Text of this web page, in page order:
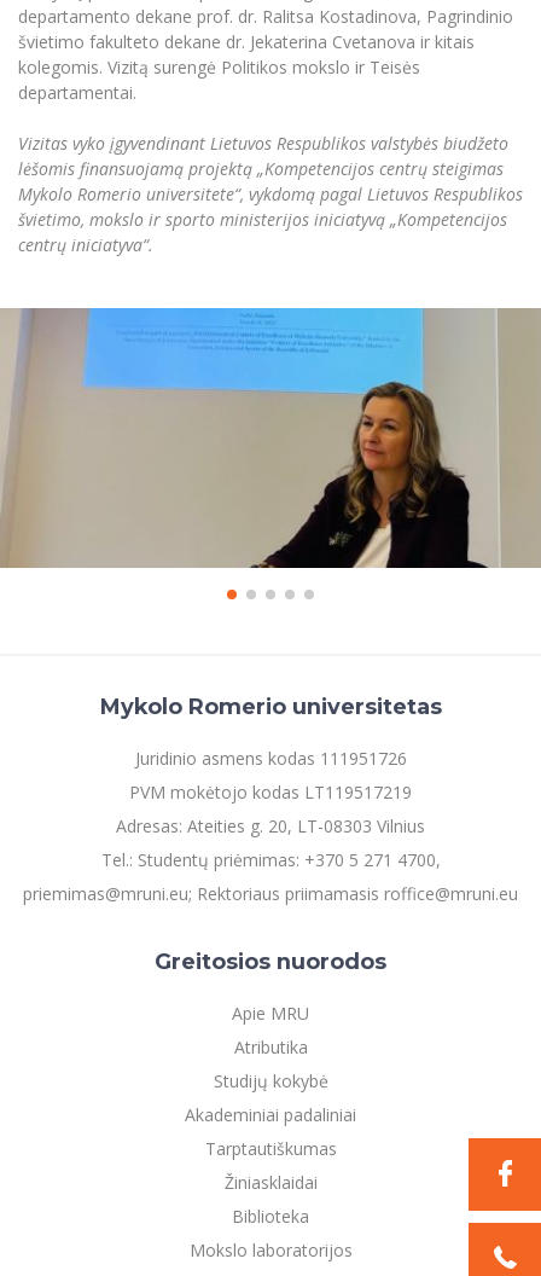
MRU mobilios programėlės
Pagalbos sistema
Kontaktų paieška
departamento dekane prof. dr. Ralitsa Kostadinova, Pagrindinio
švietimo fakulteto dekane dr. Jekaterina Cvetanova ir kitais
kolegomis. Vizitą surengė Politikos mokslo ir Teisės
departamentai.
Vizitas vyko įgyvendinant Lietuvos Respublikos valstybės biudžeto
lėšomis finansuojamą projektą „Kompetencijos centrų steigimas
Mykolo Romerio universitete“, vykdomą pagal Lietuvos Respublikos
švietimo, mokslo ir sporto ministerijos iniciatyvą „Kompetencijos
centrų iniciatyva“.
Mykolo Romerio universitetas
Juridinio asmens kodas 111951726
PVM mokėtojo kodas LT119517219
Adresas: Ateities g. 20, LT-08303 Vilnius
Tel.: Studentų priėmimas: +370 5 271 4700,
priemimas@mruni.eu; Rektoriaus priimamasis roffice@mruni.eu
Greitosios nuorodos
Apie MRU
Atributika
Studijų kokybė
Akademiniai padaliniai
Tarptautiškumas
Žiniasklaidai
Biblioteka
Mokslo laboratorijos